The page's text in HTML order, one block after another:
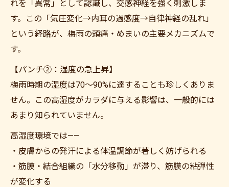
れを「異常」として認識し、交感神経を強く刺激しま
す。この「気圧変化→内耳の過感度→自律神経の乱れ」
という経路が、梅雨の頭痛・めまいの主要メカニズムで
す。
【パンチ②：湿度の急上昇】
梅雨時期の湿度は70〜90%に達することも珍しくありま
せん。この高湿度がカラダに与える影響は、一般的には
あまり知られていません。
高湿度環境では——
・皮膚からの発汗による体温調節が著しく妨げられる
・筋膜・結合組織の「水分移動」が滞り、筋膜の粘弾性
が変化する